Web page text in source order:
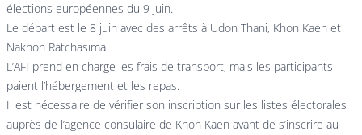
élections européennes du 9 juin.
Le départ est le 8 juin avec des arrêts à Udon Thani, Khon Kaen et
Nakhon Ratchasima.
L’AFI prend en charge les frais de transport, mais les participants
paient l’hébergement et les repas.
Il est nécessaire de vérifier son inscription sur les listes électorales
auprès de l’agence consulaire de Khon Kaen avant de s’inscrire au